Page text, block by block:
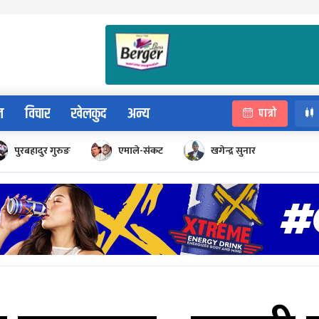
विचार खेलकुद अन्य पात्रो
पुरबहादुर गुरुङ एमाले-संकट खगेन्द्र सुनार